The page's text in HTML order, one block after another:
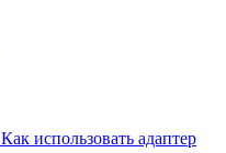
Как использовать адаптер